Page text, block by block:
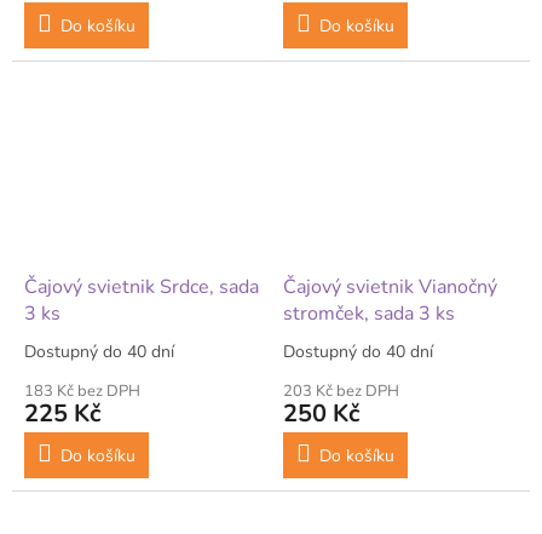
Do košíku Do košíku
Čajový svietnik Srdce, sada
3 ks
Dostupný do 40 dní
183 Kč bez DPH
225 Kč
Do košíku
Čajový svietnik Vianočný
stromček, sada 3 ks
Dostupný do 40 dní
203 Kč bez DPH
250 Kč
Do košíku